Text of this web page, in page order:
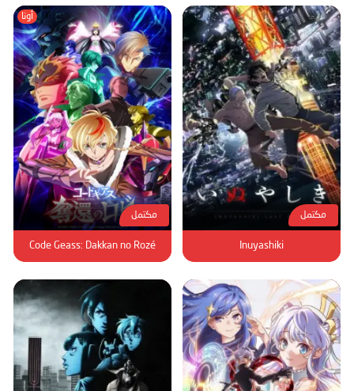
مكتمل
Inuyashiki
أونا
مكتمل
Code Geass: Dakkan no Rozé